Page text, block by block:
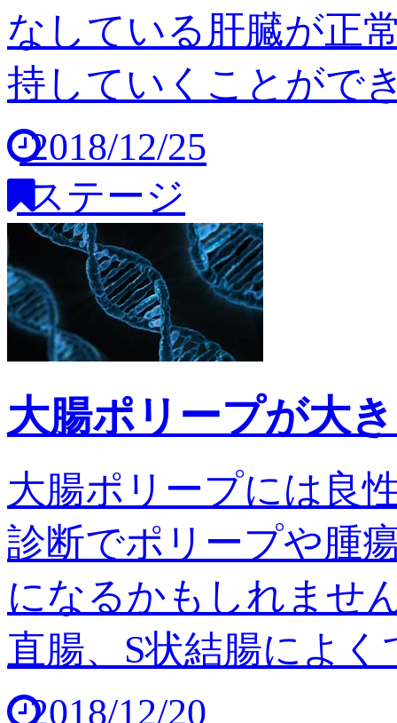
なしている肝臓が正
持していくことがで
2018/12/25
ステージ
大腸ポリープが大
大腸ポリープには良
診断でポリープや腫
になるかもしれませ
直腸、S状結腸によ
2018/12/20